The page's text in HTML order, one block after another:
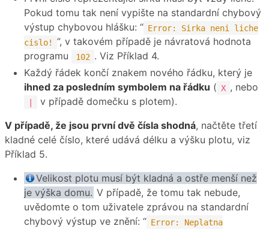
Pokud tomu tak není vypište na standardní chybový
výstup chybovou hlášku: “ Error: Sirka neni liche
cislo!
”, v takovém případě je návratová hodnota
programu
102 . Viz Příklad 4.
Každý řádek končí znakem nového řádku, který je
ihned za posledním symbolem na řádku ( X , nebo
|
v případě domečku s plotem).
V případě, že jsou první dvě čísla shodná, načtěte třetí
kladné celé číslo, které udává délku a výšku plotu, viz
Příklad 5.
Velikost plotu musí být kladná a ostře menší než
je výška domu. V případě, že tomu tak nebude,
uvědomte o tom uživatele zprávou na standardní
chybový výstup ve znění: “ Error: Neplatna